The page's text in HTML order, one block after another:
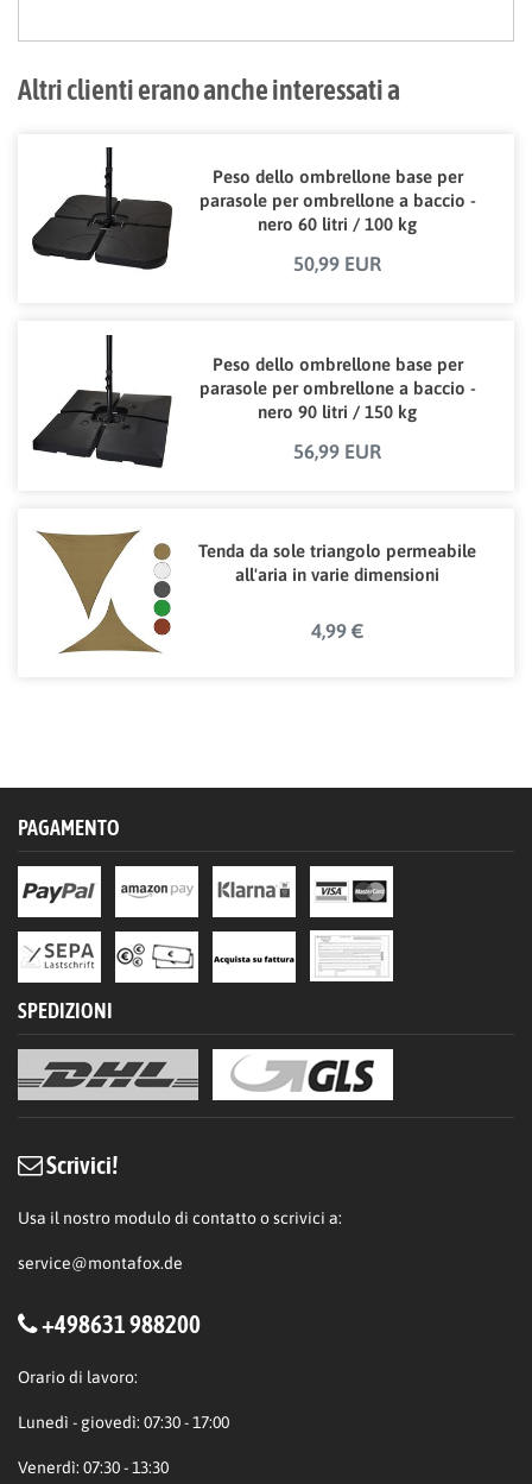
Altri clienti erano anche interessati a
Peso dello ombrellone base per
parasole per ombrellone a baccio -
nero 60 litri / 100 kg
50,99 EUR
Peso dello ombrellone base per
parasole per ombrellone a baccio -
nero 90 litri / 150 kg
56,99 EUR
Tenda da sole triangolo permeabile
all'aria in varie dimensioni
4,99 €
PAGAMENTO
SPEDIZIONI
Scrivici!
Usa il nostro modulo di contatto o scrivici a:
service@montafox.de
+498631 988200
Orario di lavoro:
Lunedì - giovedì: 07:30 - 17:00
Venerdì: 07:30 - 13:30